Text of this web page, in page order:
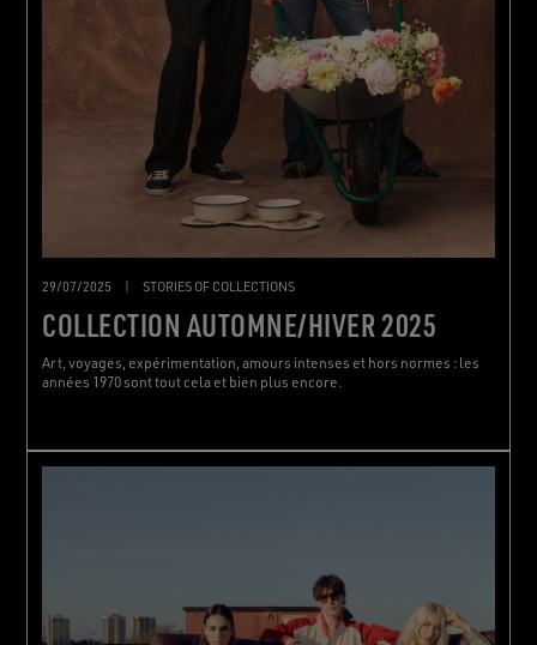
29/07/2025 STORIES OF COLLECTIONS
COLLECTION AUTOMNE/HIVER 2025
Art, voyages, expérimentation, amours intenses et hors normes : les
années 1970 sont tout cela et bien plus encore.